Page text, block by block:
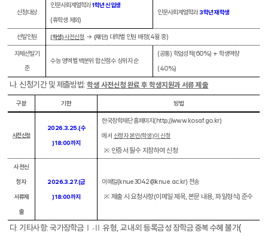
신청대상
인문사회계열학과1학년 신입생
(휴학생 제외)
인문사회계열학과3학년 재학생
선발인원 (학생)사전신청 → (재단) 대학별 인원 배정(4월 중)
자체선발기
준
수능 영역별 백분위 합산점수 상위자 순
(공통) 학업성적(60%) +학생역량
(40%)
나. 신청기간 및 제출방법:학생 사전신청 완료 후 학생지원과 서류 제출
구분 기한 방법
사전신청
2026.3.25.(수
) 18:00까지
한국장학재단 홈페이지(http://www.kosaf.go.kr)
에서 신청자 본인(학생)이 신청
※ 인증서 필수 지참하여 신청
사전신
청자
서류제
출
2026.3.27.(금
) 18:00까지
이메일(knue3042@knue.ac.kr) 전송
※ 제출 시 요청사항(이메일 제목, 본문 내용,파일형식) 준수
다. 기타사항:국가장학금Ⅰ ·Ⅱ 유형 ,교내·외 등록금성 장학금 중복 수혜 불가(